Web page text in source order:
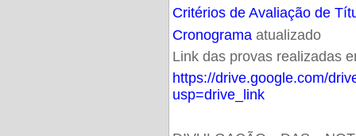
Critérios de Avaliação de
Cronogramaatualizado
Link das provas realizadas
https://drive.google.com/
usp=drive_link